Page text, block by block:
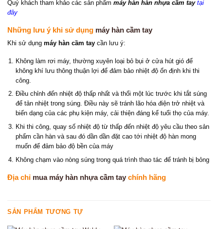
Quý khách tham khảo các sản phẩm máy hàn hàn nhựa cầm tay tại
đây
Những lưu ý khi sử dụng máy hàn cầm tay
Khi sử dụng máy hàn cầm tay cần lưu ý:
Không làm rơi máy, thường xuyên loại bỏ bụi ở cửa hút gió để
không khí lưu thông thuận lợi để đảm bảo nhiệt độ ổn định khi thi
công.
Điều chỉnh đến nhiệt độ thấp nhất và thổi một lúc trước khi tắt súng
để tản nhiệt trong súng. Điều này sẽ tránh lão hóa điện trở nhiệt và
biến dạng của các phụ kiện máy, cải thiện đáng kể tuổi thọ của máy.
Khi thi công, quay số nhiệt độ từ thấp đến nhiệt độ yêu cầu theo sản
phẩm cần hàn và sau đó dần dần đặt cao tới nhiệt độ hàn mong
muốn để đảm bảo độ bền của máy
Không chạm vào nòng súng trong quá trình thao tác để tránh bị bỏng
Địa chỉ mua máy hàn nhựa cầm tay chính hãng
SẢN PHẨM TƯƠNG TỰ